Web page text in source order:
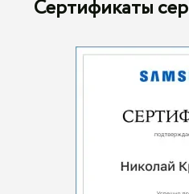
Сертификаты